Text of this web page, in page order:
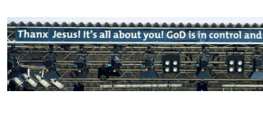
Zum
Inhalt
springen